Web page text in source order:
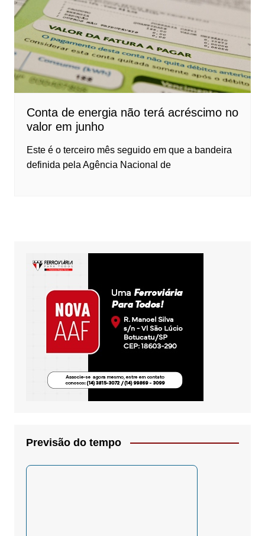
Conta de energia não terá acréscimo no
valor em junho
Este é o terceiro mês seguido em que a bandeira
definida pela Agência Nacional de
Previsão do tempo